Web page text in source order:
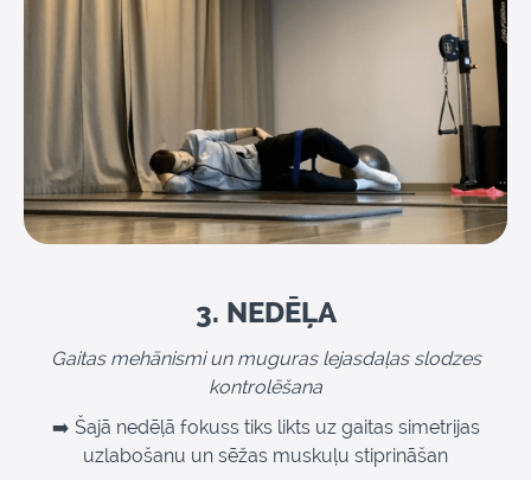
3. NEDĒĻA
Gaitas mehānismi un muguras lejasdaļas slodzes
kontrolēšana
➡️ Šajā nedēļā fokuss tiks likts uz gaitas simetrijas
uzlabošanu un sēžas muskuļu stiprināšan